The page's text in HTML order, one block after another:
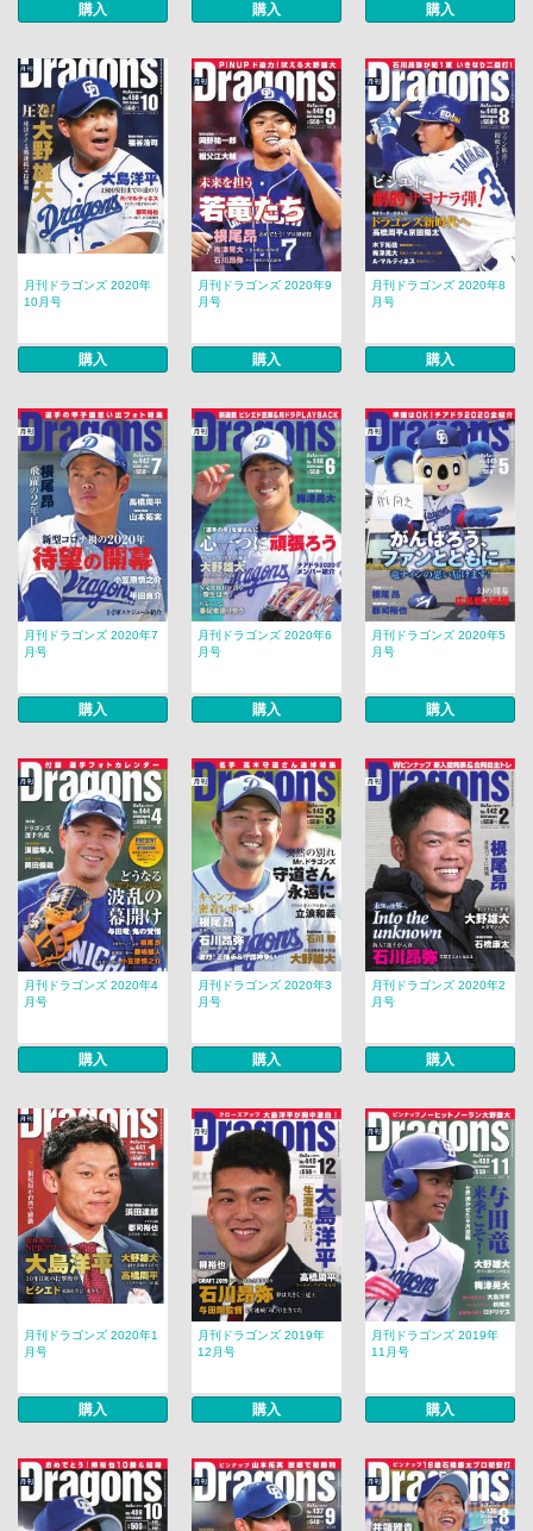
購入 購入 購入
月刊ドラゴンズ 2020年
10月号
購入
月刊ドラゴンズ 2020年9
月号
購入
月刊ドラゴンズ 2020年8
月号
購入
月刊ドラゴンズ 2020年7
月号
購入
月刊ドラゴンズ 2020年6
月号
購入
月刊ドラゴンズ 2020年5
月号
購入
月刊ドラゴンズ 2020年4
月号
購入
月刊ドラゴンズ 2020年3
月号
購入
月刊ドラゴンズ 2020年2
月号
購入
月刊ドラゴンズ 2020年1
月号
購入
月刊ドラゴンズ 2019年
12月号
購入
月刊ドラゴンズ 2019年
11月号
購入